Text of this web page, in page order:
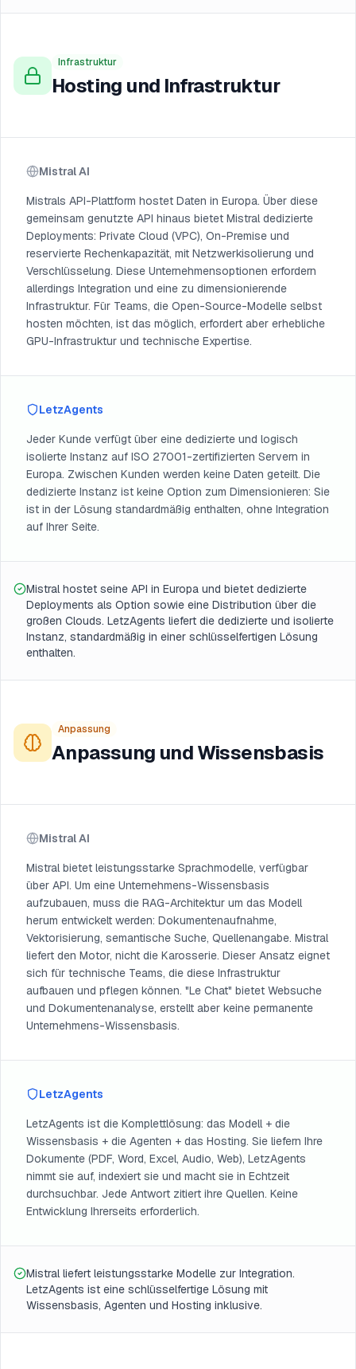
Infrastruktur
Hosting und Infrastruktur
Mistral AI
Mistrals API-Plattform hostet Daten in Europa. Über diese
gemeinsam genutzte API hinaus bietet Mistral dedizierte
Deployments: Private Cloud (VPC), On-Premise und
reservierte Rechenkapazität, mit Netzwerkisolierung und
Verschlüsselung. Diese Unternehmensoptionen erfordern
allerdings Integration und eine zu dimensionierende
Infrastruktur. Für Teams, die Open-Source-Modelle selbst
hosten möchten, ist das möglich, erfordert aber erhebliche
GPU-Infrastruktur und technische Expertise.
LetzAgents
Jeder Kunde verfügt über eine dedizierte und logisch
isolierte Instanz auf ISO 27001-zertifizierten Servern in
Europa. Zwischen Kunden werden keine Daten geteilt. Die
dedizierte Instanz ist keine Option zum Dimensionieren: Sie
ist in der Lösung standardmäßig enthalten, ohne Integration
auf Ihrer Seite.
Mistral hostet seine API in Europa und bietet dedizierte
Deployments als Option sowie eine Distribution über die
großen Clouds. LetzAgents liefert die dedizierte und isolierte
Instanz, standardmäßig in einer schlüsselfertigen Lösung
enthalten.
Anpassung
Anpassung und Wissensbasis
Mistral AI
Mistral bietet leistungsstarke Sprachmodelle, verfügbar
über API. Um eine Unternehmens-Wissensbasis
aufzubauen, muss die RAG-Architektur um das Modell
herum entwickelt werden: Dokumentenaufnahme,
Vektorisierung, semantische Suche, Quellenangabe. Mistral
liefert den Motor, nicht die Karosserie. Dieser Ansatz eignet
sich für technische Teams, die diese Infrastruktur
aufbauen und pflegen können. "Le Chat" bietet Websuche
und Dokumentenanalyse, erstellt aber keine permanente
Unternehmens-Wissensbasis.
LetzAgents
LetzAgents ist die Komplettlösung: das Modell + die
Wissensbasis + die Agenten + das Hosting. Sie liefern Ihre
Dokumente (PDF, Word, Excel, Audio, Web), LetzAgents
nimmt sie auf, indexiert sie und macht sie in Echtzeit
durchsuchbar. Jede Antwort zitiert ihre Quellen. Keine
Entwicklung Ihrerseits erforderlich.
Mistral liefert leistungsstarke Modelle zur Integration.
LetzAgents ist eine schlüsselfertige Lösung mit
Wissensbasis, Agenten und Hosting inklusive.